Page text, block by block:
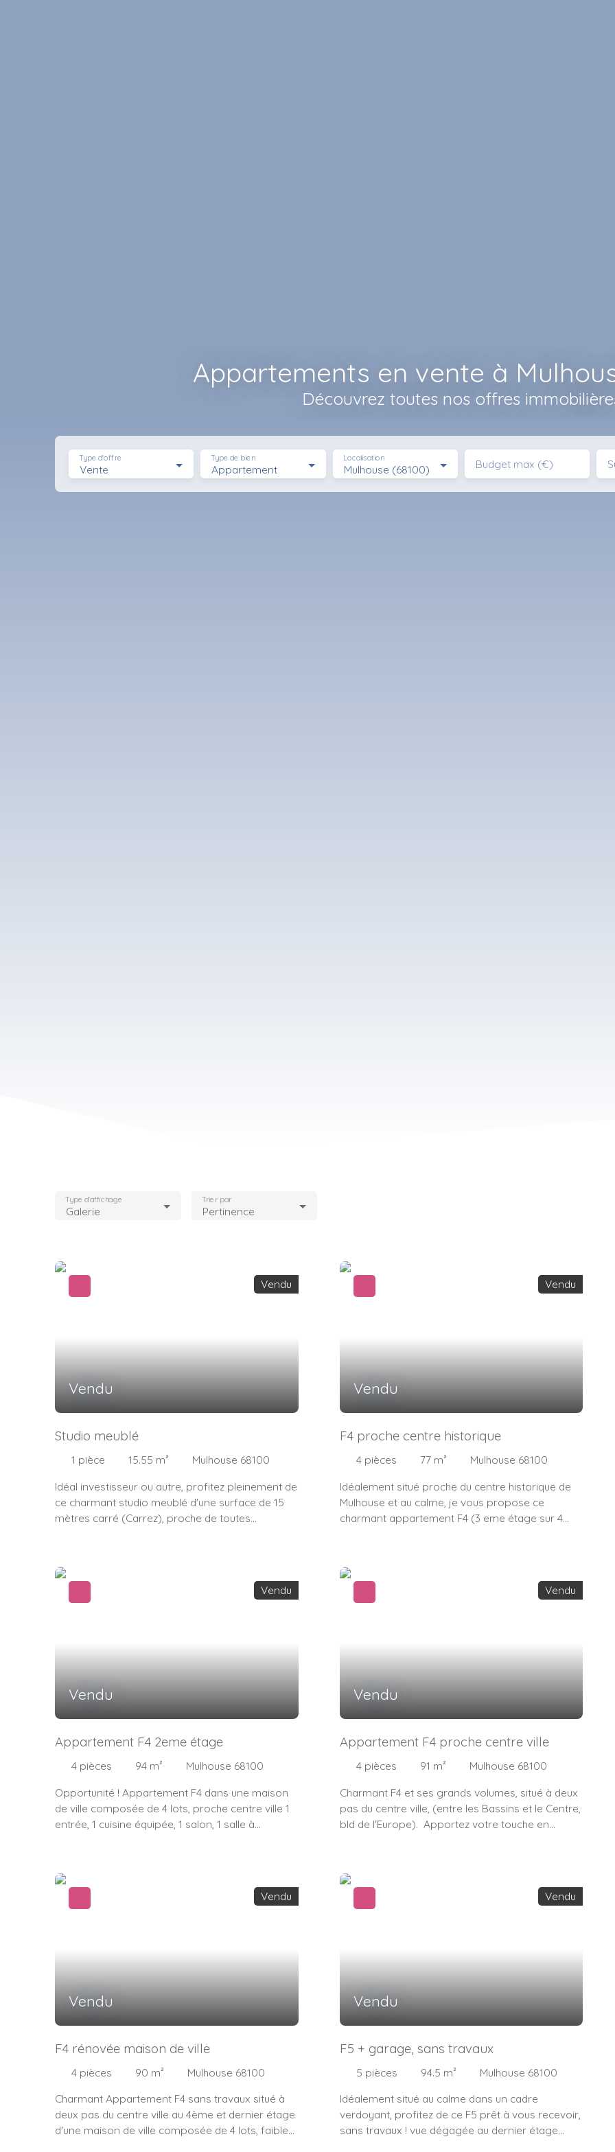
Appartements en vente à
Découvrez toutes nos offres
Vente
Type d'offre
Appartement
Type de bien
Mulhouse (68100)
Localisation Budget max (€)
Galerie
Type d'affichage
Pertinence
Trier par
Vendu
Vendu
Studio meublé
1 pièce 15.55 m²
Mulhouse 68100
Idéal investisseur ou autre, profitez pleinement de
ce charmant studio meublé d'une surface de 15
mètres carré (Carrez), proche de toutes
une salle d'eau et WC Charges mensuel 110€ (
incluant le chauffage gaz de ville) Vue
panoramique et situé au 20eme étage sur 36 de
Vendu
Vendu
F4 proche centre historique
4 pièces 77 m²
Mulhouse 68100
Idéalement situé proche du centre historique de
Mulhouse et au calme, je vous propose ce
charmant appartement F4 (3 eme étage sur 4
salle à manger, 1 couloir agrémenté de 3
placards, 1 salle de bain, 2 chambres, 1 WC
séparé, 2 balcons (cuisine et salon), 1 cave et 1
Vendu
Vendu
Appartement F4 2eme étage
4 pièces 94 m²
Mulhouse 68100
Opportunité ! Appartement F4 dans une maison
de ville composée de 4 lots, proche centre ville 1
entrée, 1 cuisine équipée, 1 salon, 1 salle à
Fenêtres double vitrage PVC neuves et volets
neuf Thierry Bourquin 06. 13. 35. 28. 20 Votre
Coach Immobilier Indepandant IMMOSURMESURE
Vendu
Vendu
Appartement F4 proche centre ville
4 pièces 91 m²
Mulhouse 68100
Charmant F4 et ses grands volumes, situé à deux
pas du centre ville, (entre les Bassins et le Centre,
bld de l'Europe). Apportez votre touche en
investisseur) Au 3eme étage sur 4 d'une petite
copropriété de 5 lots. (faibles charges)
Composé: 1 Entrée, 1 séjour de 39m² (salon, salle
Vendu
Vendu
F4 rénovée maison de ville
4 pièces 90 m²
Mulhouse 68100
Charmant Appartement F4 sans travaux situé à
deux pas du centre ville au 4ème et dernier étage
d'une maison de ville composée de 4 lots, faibles
Vendu
Vendu
F5 + garage, sans travaux
5 pièces 94.5 m²
Mulhouse 68100
Idéalement situé au calme dans un cadre
verdoyant, profitez de ce F5 prêt à vous recevoir,
sans travaux ! vue dégagée au dernier étage